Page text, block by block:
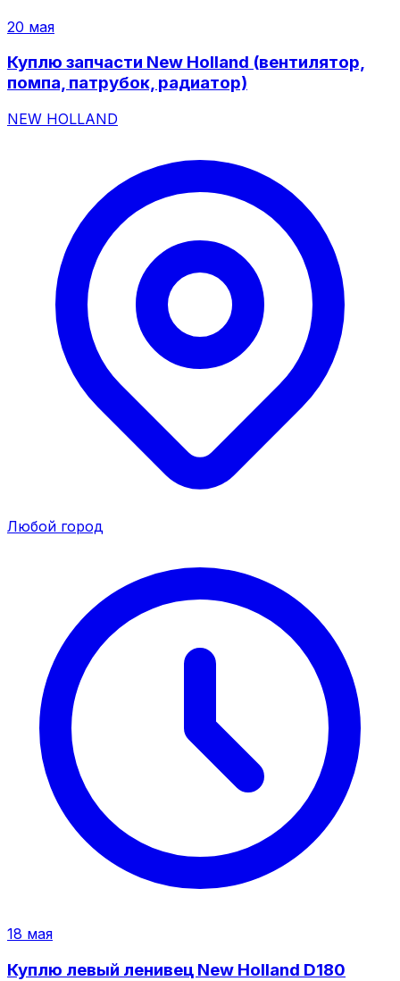
20 мая
Куплю запчасти New Holland (вентилятор,
помпа, патрубок, радиатор)
NEW HOLLAND
Любой город
18 мая
Куплю левый ленивец New Holland D180